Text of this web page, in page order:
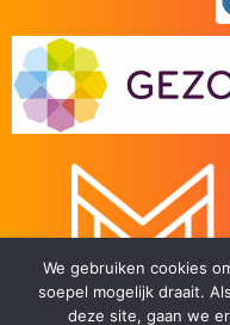
We gebruiken cookies
soepel mogelijk draait.
deze site, gaan we